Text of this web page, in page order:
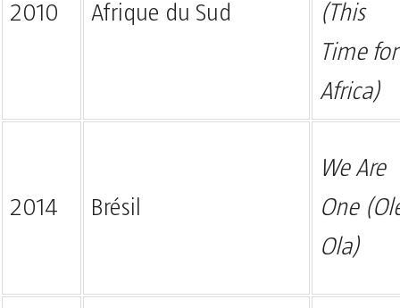
2010 Afrique du Sud
(This
Time for
Africa)
2014 Brésil
We Are
One
Ola)